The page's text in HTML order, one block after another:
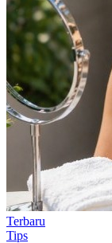
Terbaru
Tips